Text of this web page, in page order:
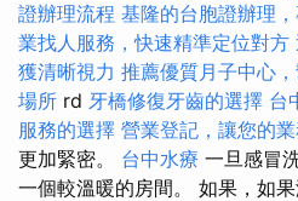
證辦理流程 基隆的台胞證辦理
業找人服務，快速精準定位對方
獲清晰視力 推薦優質月子中心
場所 rd 牙橋修復牙齒的選擇 台
服務的選擇 營業登記，讓您的
更加緊密。 台中水療 一旦感冒
一個較溫暖的房間。 如果，如